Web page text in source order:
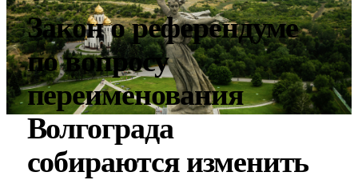
Закон о референдуме
по вопросу
переименования
Волгограда
собираются изменить